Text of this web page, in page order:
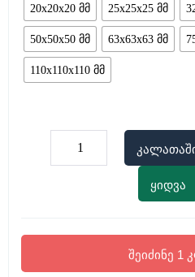
20x20x20 მმ 25x25x25 მმ
50x50x50 მმ 63x63x63 მმ
110x110x110 მმ
ყიდვა
შეიძინე 1